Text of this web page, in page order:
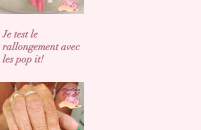
Je test le
rallongement avec
les pop it!